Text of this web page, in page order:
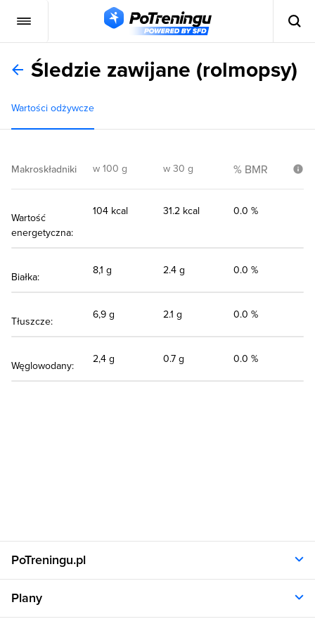
Śledzie zawijane (rolmopsy)
Wartości odżywcze
Makroskładniki w 100 g w 30 g % BMR
Wartość
energetyczna:
104 kcal 31.2 kcal 0.0 %
Białka:
8,1 g 2.4 g 0.0 %
Tłuszcze:
6,9 g 2.1 g 0.0 %
Węglowodany:
2,4 g 0.7 g 0.0 %
PoTreningu.pl
Polityka prywatności
Regulamin
Plany